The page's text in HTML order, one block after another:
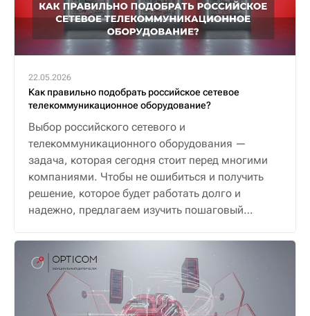
22.05.2026
Как правильно подобрать российское сетевое
телекоммуникационное оборудование?
Выбор российского сетевого и
телекоммуникационного оборудования —
задача, которая сегодня стоит перед многими
компаниями. Чтобы не ошибиться и получить
решение, которое будет работать долго и
надежно, предлагаем изучить пошаговый